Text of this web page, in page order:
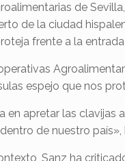
de
de la ciudad
frente a la
espejo que nos
en apretar las
de nuestro país»,
Sanz ha